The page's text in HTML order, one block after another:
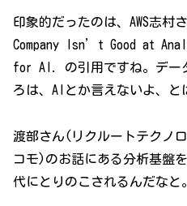
印象的だったのは、AWS志
Company Isn’t Good at
for AI. の引用ですね。デー
ろは、AIとか言えないよ、と
渡部さん(リクルートテクノ
コモ)のお話にある分析基盤
代にとりのこされるんだなと。